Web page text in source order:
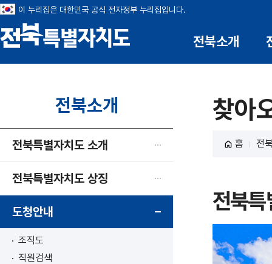
전북특별자치도
이 누리집은 대한민국 공식 전자정부 누리집입니다.
전북소개
전북소개
전북특별자치도 소개
전북특별자치도 상징
도청안내
조직도
직원검색
찾아
홈 전
전북